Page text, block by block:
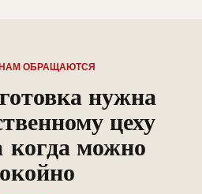
НАМ ОБРАЩАЮТСЯ
нужна
цеху
когда можно